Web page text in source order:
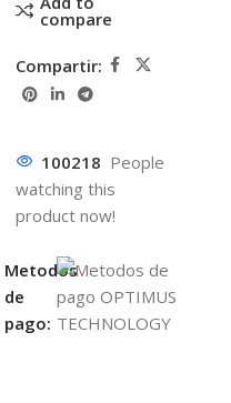
compare
Compartir:
100218 People
watching this
product now!
Metodos
de
pago: